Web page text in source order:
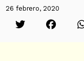
26 febrero, 2020